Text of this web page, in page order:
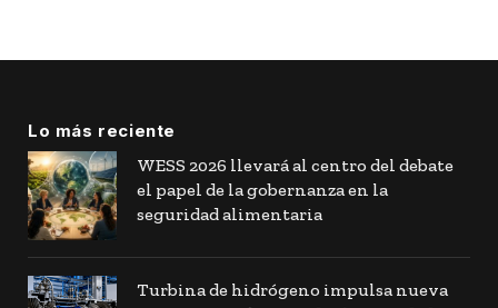
Lo más reciente
WESS 2026 llevará al centro del debate
el papel de la gobernanza en la
seguridad alimentaria
Turbina de hidrógeno impulsa nueva